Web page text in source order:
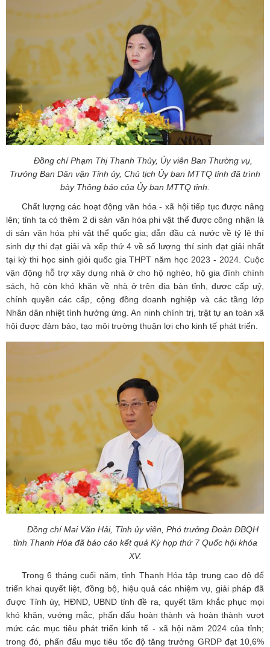
Đồng chí Phạm Thị Thanh Thủy, Ủy viên Ban Thường vụ,
Trưởng Ban Dân vận Tỉnh ủy, Chủ tịch Ủy ban MTTQ tỉnh đã trình
bày Thông báo của Ủy ban MTTQ tỉnh.
Chất lượng các hoạt động văn hóa - xã hội tiếp tục được nâng
lên; tỉnh ta có thêm 2 di sản văn hóa phi vật thể được công nhận là
di sản văn hóa phi vật thể quốc gia; dẫn đầu cả nước về tỷ lệ thí
sinh dự thi đạt giải và xếp thứ 4 về số lượng thí sinh đạt giải nhất
tại kỳ thi học sinh giỏi quốc gia THPT năm học 2023 - 2024. Cuộc
vận động hỗ trợ xây dựng nhà ở cho hộ nghèo, hộ gia đình chính
sách, hộ còn khó khăn về nhà ở trên địa bàn tỉnh, được cấp uỷ,
chính quyền các cấp, cộng đồng doanh nghiệp và các tầng lớp
Nhân dân nhiệt tình hưởng ứng. An ninh chính trị, trật tự an toàn xã
hội được đảm bảo, tạo môi trường thuận lợi cho kinh tế phát triển.
Đồng chí Mai Văn Hải, Tỉnh ủy viên, Phó trưởng Đoàn ĐBQH
tỉnh Thanh Hóa đã báo cáo kết quả Kỳ họp thứ 7 Quốc hội khóa
XV.
Trong 6 tháng cuối năm, tỉnh Thanh Hóa tập trung cao độ để
triển khai quyết liệt, đồng bộ, hiệu quả các nhiệm vụ, giải pháp đã
được Tỉnh ủy, HĐND, UBND tỉnh đề ra, quyết tâm khắc phục mọi
khó khăn, vướng mắc, phấn đấu hoàn thành và hoàn thành vượt
mức các mục tiêu phát triển kinh tế - xã hội năm 2024 của tỉnh;
trong đó, phấn đấu mục tiêu tốc độ tăng trưởng GRDP đạt 10,6%